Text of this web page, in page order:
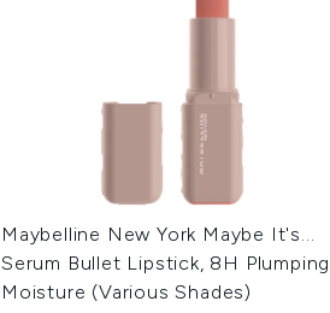
Maybelline New York Maybe It's...
Serum Bullet Lipstick, 8H Plumping
Moisture (Various Shades)